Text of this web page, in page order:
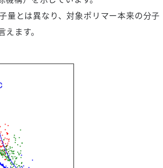
量とは異なり、対象ポリマー本来の分子
ます。